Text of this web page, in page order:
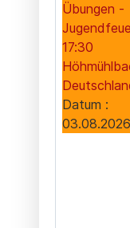
Übungen -
17:30
Datum :
03.08.2026